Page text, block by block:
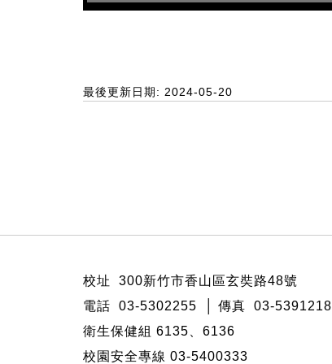
最後更新日期: 2024-05-20
校址 300新竹市香山區玄奘路48號
電話 03-5302255 │ 傳真 03-5391218
衛生保健組 6135、6136
校園安全專線 03-5400333